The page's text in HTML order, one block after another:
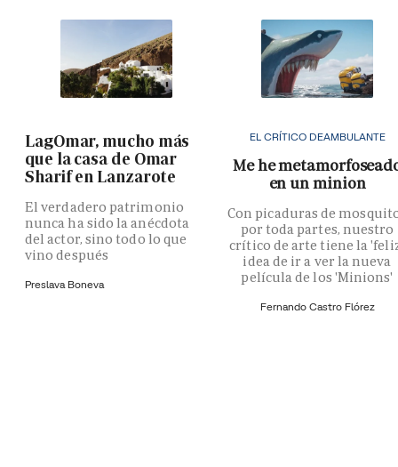
LagOmar, mucho más
que la casa de Omar
Sharif en Lanzarote
El verdadero patrimonio
nunca ha sido la anécdota
del actor, sino todo lo que
vino después
Preslava Boneva
EL CRÍTICO DEAMBULANTE
Me he
en un minion
Con picaduras de
por toda partes, nuestro
crítico de arte tiene la
idea de ir a ver la nueva
película de los 'Minions'
Fernando Castro Flórez